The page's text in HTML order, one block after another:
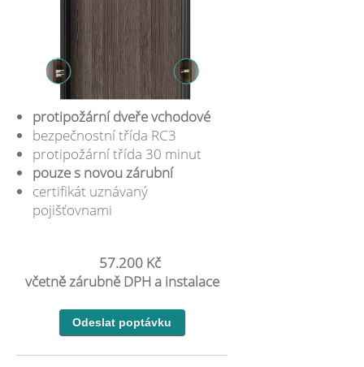
protipožární dveře vchodové
bezpečnostní třída RC3
protipožární třída 30 minut
pouze s novou zárubní
certifikát uznávaný
pojišťovnami
57.200 Kč
včetně zárubně DPH a instalace